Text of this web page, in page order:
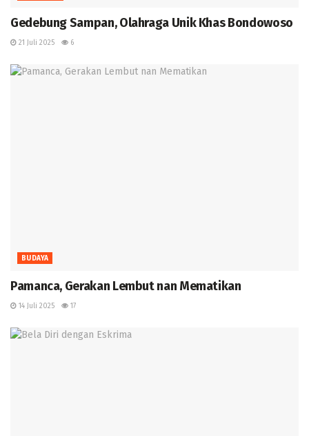
Gedebung Sampan, Olahraga Unik Khas Bondowoso
21 Juli 2025 6
BUDAYA
Pamanca, Gerakan Lembut nan Mematikan
14 Juli 2025 17